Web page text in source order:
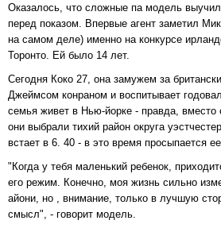
Оказалось, что сложные па модель
перед показом. Впервые агент заметил
на самом деле) именно на конкурсе
Торонто. Ей было 14 лет.
Сегодня Коко 27, она замужем за
Джеймсом конраном и воспитывает
семья живет в Нью-йорке - правда, вместо
они выбрали тихий район округа
встает в 6. 40 - в это время просыпается ее
"Когда у тебя маленький ребенок,
его режим. Конечно, моя жизнь сильно
айони, но , внимание, только в лучшую
смысл", - говорит модель.